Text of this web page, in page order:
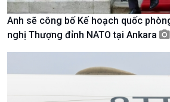
Anh sẽ công bố Kế hoạch quốc
nghị Thượng đỉnh NATO tại Ankara